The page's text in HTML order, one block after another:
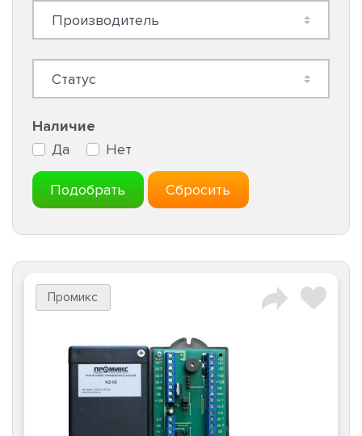
Промикс
Наличие
Да
Нет
Подобрать Сбросить